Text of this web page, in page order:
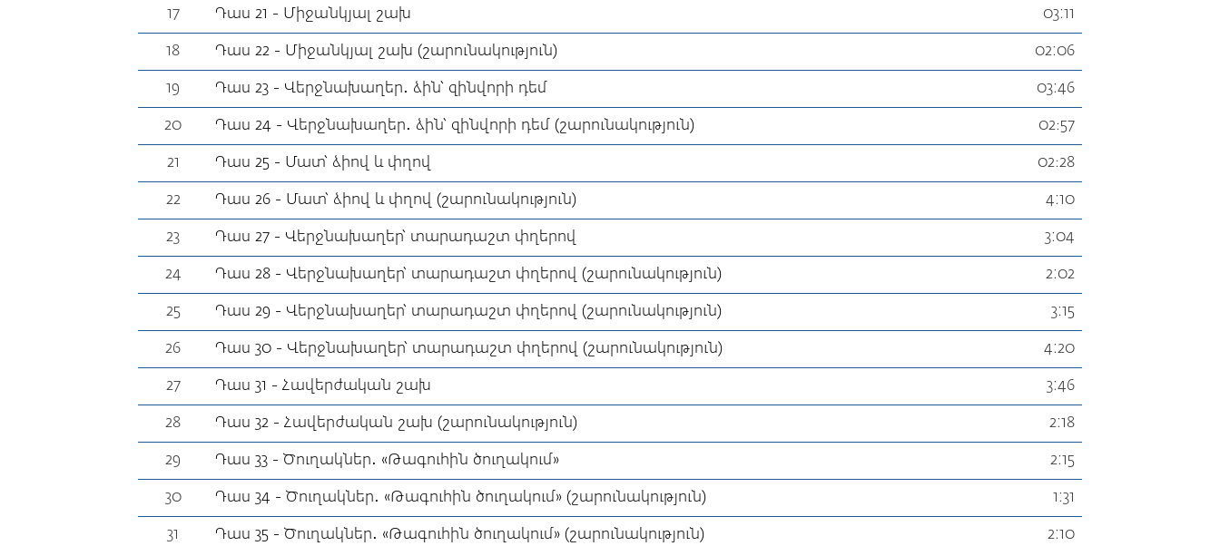
17 Դաս 21 - Միջանկյալ շախ 03:11
18 Դաս 22 - Միջանկյալ շախ (շարունակություն) 02:06
19 Դաս 23 - Վերջնախաղեր․ ձին՝ զինվորի դեմ 03:46
20 Դաս 24 - Վերջնախաղեր․ ձին՝ զինվորի դեմ (շարունակություն) 02։57
21 Դաս 25 - Մատ՝ ձիով և փղով 02։28
22 Դաս 26 - Մատ՝ ձիով և փղով (շարունակություն) 4:10
23 Դաս 27 - Վերջնախաղեր՝ տարադաշտ փղերով 3:04
24 Դաս 28 - Վերջնախաղեր՝ տարադաշտ փղերով (շարունակություն) 2:02
25 Դաս 29 - Վերջնախաղեր՝ տարադաշտ փղերով (շարունակություն) 3:15
26 Դաս 30 - Վերջնախաղեր՝ տարադաշտ փղերով (շարունակություն) 4:20
27 Դաս 31 - Հավերժական շախ 3:46
28 Դաս 32 - Հավերժական շախ (շարունակություն) 2:18
29 Դաս 33 - Ծուղակներ․ «Թագուհին ծուղակում» 2:15
30 Դաս 34 - Ծուղակներ․ «Թագուհին ծուղակում» (շարունակություն) 1:31
31 Դաս 35 - Ծուղակներ․ «Թագուհին ծուղակում» (շարունակություն) 2:10